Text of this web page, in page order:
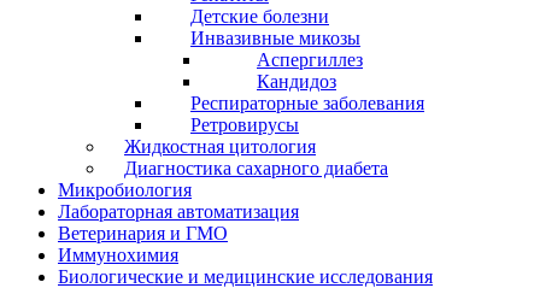
Детские болезни
Инвазивные микозы
Аспергиллез
Кандидоз
Респираторные заболевания
Ретровирусы
Жидкостная цитология
Диагностика сахарного диабета
Микробиология
Лабораторная автоматизация
Ветеринария и ГМО
Иммунохимия
Биологические и медицинские исследования